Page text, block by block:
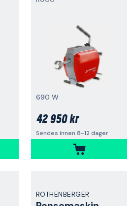
690 W
42 950 kr
Sendes innen 8-12 dager
ROTHENBERGER